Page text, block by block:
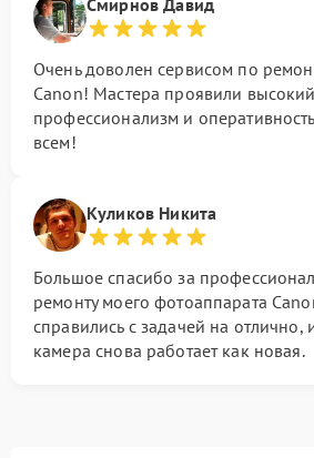
Смирнов Давид
Очень доволен сервисом по
Canon! Мастера проявили высокий
профессионализм и
всем!
Куликов Никита
Большое спасибо за
ремонту моего фотоаппарата
справились с задачей на отлично,
камера снова работает как новая.